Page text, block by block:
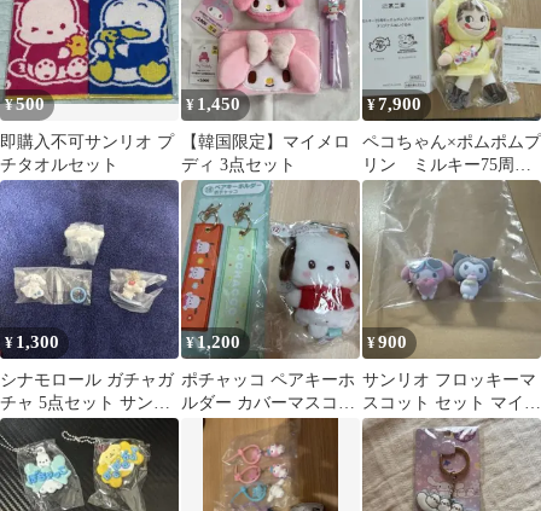
¥500
即購入不可サンリオ プ
チタオルセット
¥ 1,450
【韓国限定】マイメロ
ディ 3点セット
¥7,900
ペコちゃん×ポムポムプ
リン ミルキー75周年
ポムポムプリン30周
年 ぬいぐるみ
¥ 1,300
シナモロール ガチャガ
チャ 5点セット サンリ
オ 未開封
¥1,200
ポチャッコ ペアキーホ
ルダー カバーマスコッ
ト セット
¥900
サンリオ フロッキーマ
スコット セット マイメ
ロとクロミちゃん